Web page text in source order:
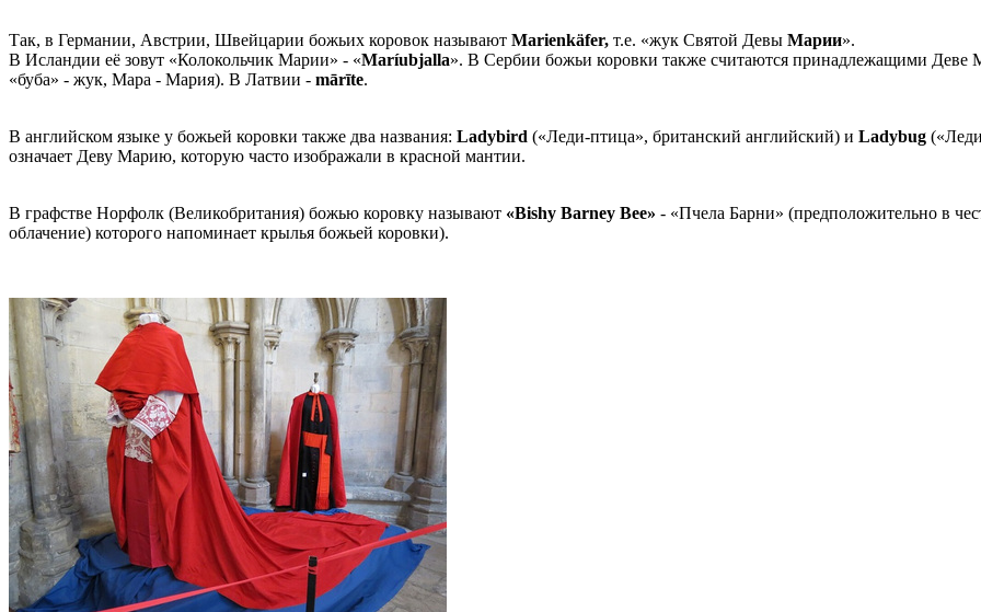
Так, в Германии, Австрии, Швейцарии божьих коровок называют Marienkäfer, т.е. «жук Святой Девы Марии».
В Исландии её зовут «Колокольчик Марии» - «Maríubjalla». В Сербии божьи коровки также считаются принадлежащими Деве
«буба» - жук, Мара - Мария). В Латвии - mārīte.
В английском языке у божьей коровки также два названия: Ladybird («Леди-птица», британский английский) и Ladybug
означает Деву Марию, которую часто изображали в красной мантии.
В графстве Норфолк (Великобритания) божью коровку называют «Bishy Barney Bee» - «Пчела Барни» (предположительно в
облачение) которого напоминает крылья божьей коровки).
День
божьих
коровок
А
вы
знали,
что
13
июня